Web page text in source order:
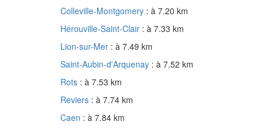
Colleville-Montgomery : à 7.20 km
Hérouville-Saint-Clair : à 7.33 km
Lion-sur-Mer : à 7.49 km
Saint-Aubin-d'Arquenay : à 7.52 km
Rots : à 7.53 km
Reviers : à 7.74 km
Caen : à 7.84 km